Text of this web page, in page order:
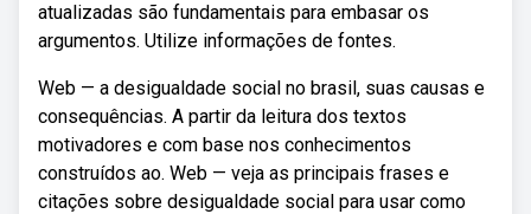
atualizadas são fundamentais para embasar os
argumentos. Utilize informações de fontes.
Web — a desigualdade social no brasil, suas causas e
consequências. A partir da leitura dos textos
motivadores e com base nos conhecimentos
construídos ao. Web — veja as principais frases e
citações sobre desigualdade social para usar como